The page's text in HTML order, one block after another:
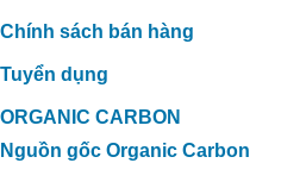
Chính sách bán hàng
Tuyển dụng
ORGANIC CARBON
Nguồn gốc Organic Carbon